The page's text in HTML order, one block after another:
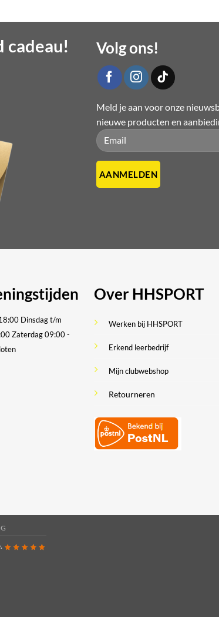
cadeau! Volg ons!
Meld je aan voor onze
nieuwe producten en
Please leave this field empty.
Please leave this field empty.
Dinsdag t/m
Zaterdag 09:00 -
Over HHSPORT
Werken bij HHSPORT
Erkend leerbedrijf
Mijn clubwebshop
Retourneren
.